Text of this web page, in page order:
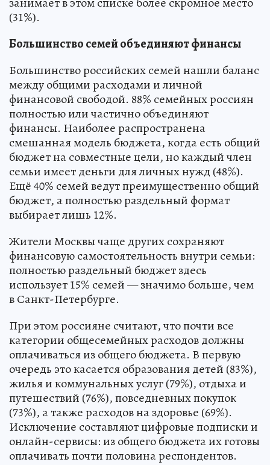
(31%).
Большинство семей объединяют финансы
Большинство российских семей нашли баланс
между общими расходами и личной
финансовой свободой. 88% семейных россиян
полностью или частично объединяют
финансы. Наиболее распространена
смешанная модель бюджета, когда есть общий
бюджет на совместные цели, но каждый член
семьи имеет деньги для личных нужд (48%).
Ещё 40% семей ведут преимущественно общий
бюджет, а полностью раздельный формат
выбирает лишь 12%.
Жители Москвы чаще других сохраняют
финансовую самостоятельность внутри семьи:
полностью раздельный бюджет здесь
использует 15% семей — значимо больше, чем
в Санкт-Петербурге.
При этом россияне считают, что почти все
категории общесемейных расходов должны
оплачиваться из общего бюджета. В первую
очередь это касается образования детей (83%),
жилья и коммунальных услуг (79%), отдыха и
путешествий (76%), повседневных покупок
(73%), а также расходов на здоровье (69%).
Исключение составляют цифровые подписки и
онлайн-сервисы: из общего бюджета их готовы
оплачивать почти половина респондентов.